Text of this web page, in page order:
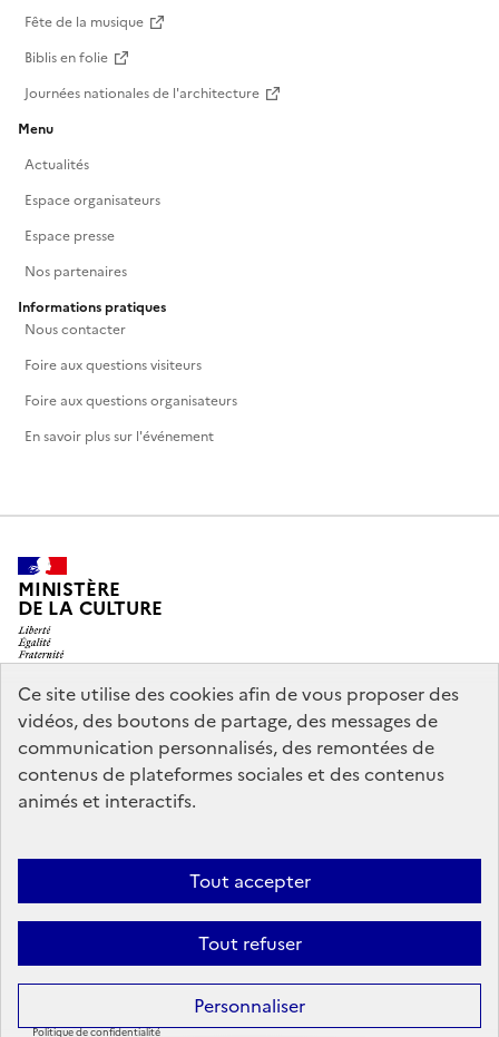
Ce site utilise des cookies afin de vous proposer des
vidéos, des boutons de partage, des messages de
communication personnalisés, des remontées de
contenus de plateformes sociales et des contenus
animés et interactifs.
Tout accepter
Tout refuser
Personnaliser
Politique de confidentialité
Fête de la musique
Biblis en folie
Journées nationales de l'architecture
Menu
Actualités
Espace organisateurs
Espace presse
Nos partenaires
Informations pratiques
Nous contacter
Foire aux questions visiteurs
Foire aux questions organisateurs
En savoir plus sur l'événement
MINISTÈRE
DE LA CULTURE
legifrance.gouv.fr
info.gouv.fr
service-public.gouv.fr
data.gouv.fr
Mentions légales
conforme
Politique d’utilisation des témoins de connexion
Sauf mention contraire, tous les contenus de ce site sont sous